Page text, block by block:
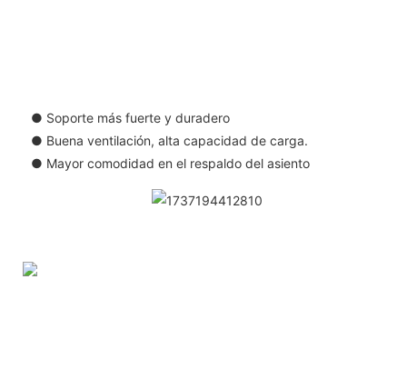
● Soporte más fuerte y duradero
● Buena ventilación, alta capacidad de carga.
● Mayor comodidad en el respaldo del asiento